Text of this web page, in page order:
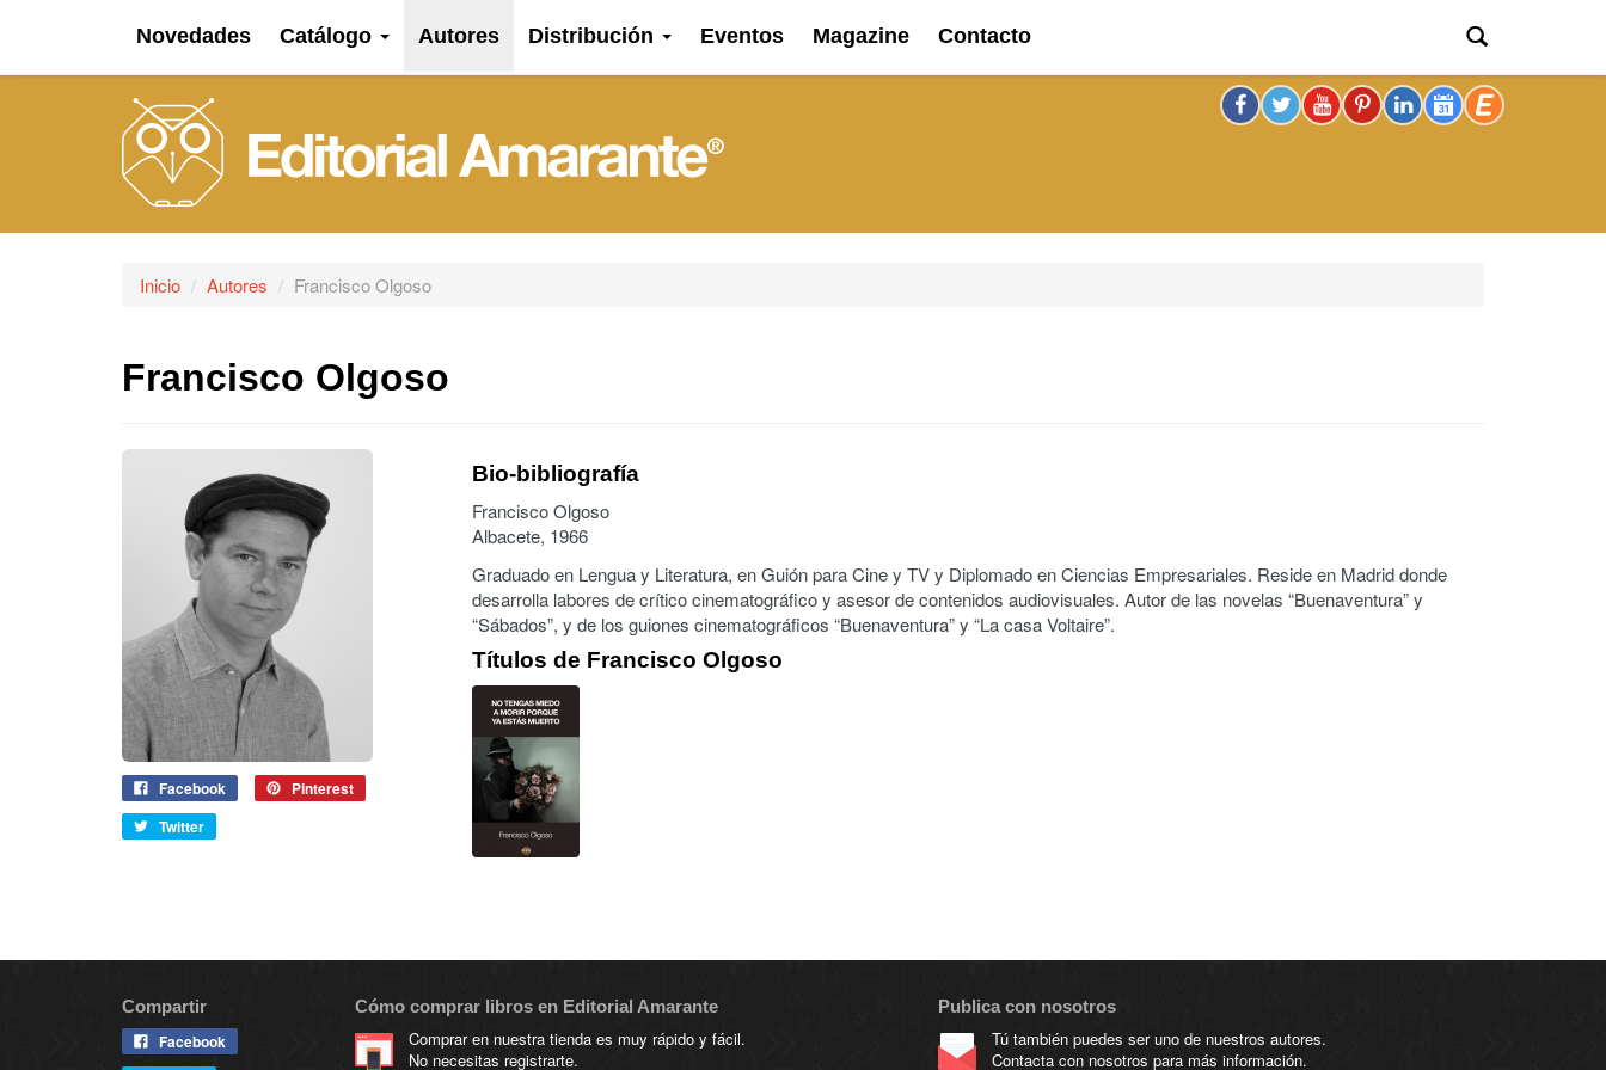
Novedades Catálogo Autores Distribución Eventos Magazine Contacto
Inicio Autores Francisco Olgoso
Francisco Olgoso
Facebook
Pinterest
Twitter
Bio-bibliografía
Francisco Olgoso
Albacete, 1966
Graduado en Lengua y Literatura, en Guión para Cine y TV y Diplomado en Ciencias Empresariales. Reside en Madrid donde
desarrolla labores de crítico cinematográfico y asesor de contenidos audiovisuales. Autor de las novelas “Buenaventura” y
“Sábados”, y de los guiones cinematográficos “Buenaventura” y “La casa Voltaire”.
Títulos de Francisco Olgoso
Compartir
Facebook
Cómo comprar libros en Editorial Amarante
Comprar en nuestra tienda es muy rápido y fácil.
No necesitas registrarte.
Publica con nosotros
Tú también puedes ser uno de nuestros autores.
Contacta con nosotros para más información.